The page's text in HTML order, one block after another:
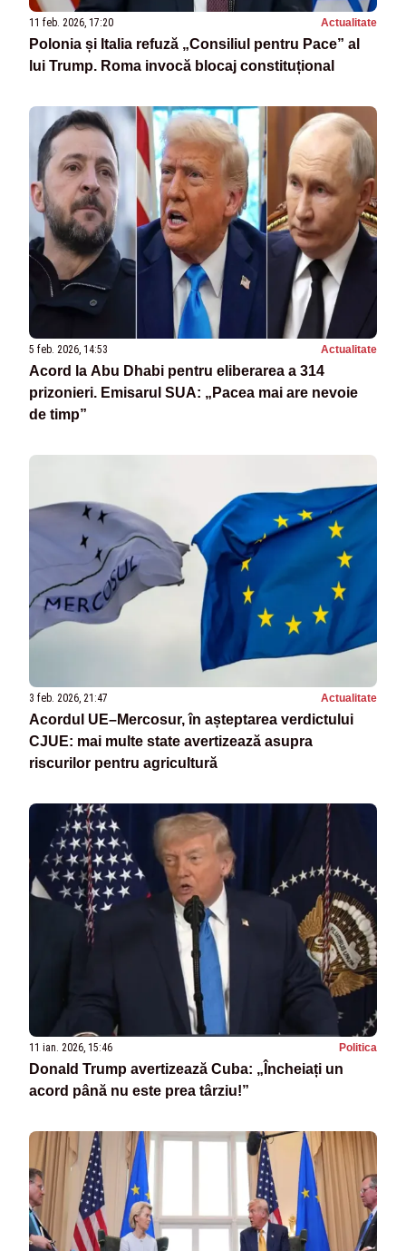
11 feb. 2026, 17:20 Actualitate
Polonia și Italia refuză „Consiliul pentru Pace” al
lui Trump. Roma invocă blocaj constituțional
5 feb. 2026, 14:53 Actualitate
Acord la Abu Dhabi pentru eliberarea a 314
prizonieri. Emisarul SUA: „Pacea mai are nevoie
de timp”
3 feb. 2026, 21:47 Actualitate
Acordul UE–Mercosur, în așteptarea verdictului
CJUE: mai multe state avertizează asupra
riscurilor pentru agricultură
11 ian. 2026, 15:46 Politica
Donald Trump avertizează Cuba: „Încheiați un
acord până nu este prea târziu!”